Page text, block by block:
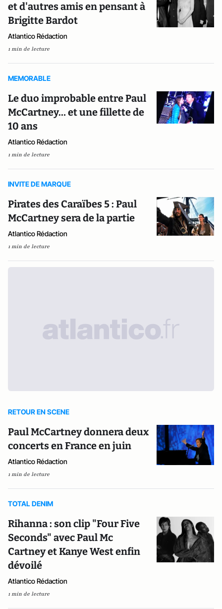
et d'autres amis en pensant à
Brigitte Bardot
Atlantico Rédaction
1 min de lecture
MEMORABLE
Le duo improbable entre Paul
McCartney… et une fillette de
10 ans
Atlantico Rédaction
1 min de lecture
INVITE DE MARQUE
Pirates des Caraïbes 5 : Paul
McCartney sera de la partie
Atlantico Rédaction
1 min de lecture
RETOUR EN SCENE
Paul McCartney donnera deux
concerts en France en juin
Atlantico Rédaction
1 min de lecture
TOTAL DENIM
Rihanna : son clip "Four Five
Seconds" avec Paul Mc
Cartney et Kanye West enfin
dévoilé
Atlantico Rédaction
1 min de lecture